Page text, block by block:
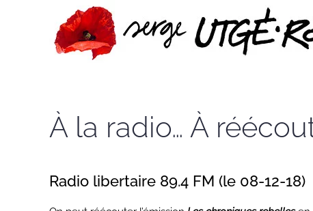
Passer au contenu principal
À la radio… À
Radio libertaire 89.4 FM (le 08-12-18)